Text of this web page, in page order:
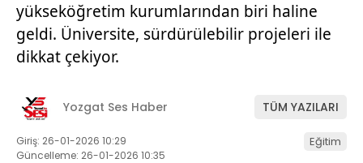
yükseköğretim kurumlarından biri haline
geldi. Üniversite, sürdürülebilir projeleri ile
dikkat çekiyor.
Yozgat Ses Haber TÜM YAZILARI
Giriş: 26-01-2026 10:29
Güncelleme: 26-01-2026 10:35
Eğitim